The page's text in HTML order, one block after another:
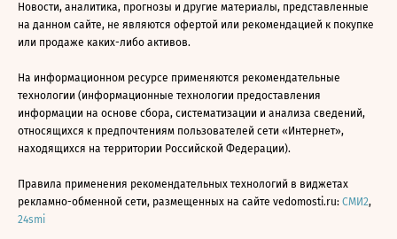
Новости, аналитика, прогнозы и другие материалы, представленные
на данном сайте, не являются офертой или рекомендацией к покупке
или продаже каких-либо активов.
На информационном ресурсе применяются рекомендательные
технологии (информационные технологии предоставления
информации на основе сбора, систематизации и анализа сведений,
относящихся к предпочтениям пользователей сети «Интернет»,
находящихся на территории Российской Федерации).
Правила применения рекомендательных технологий в виджетах
рекламно-обменной сети, размещенных на сайте vedomosti.ru: СМИ2,
24smi